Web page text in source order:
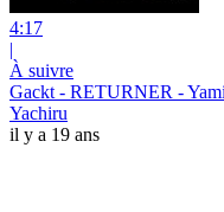
4:17
|
À suivre
Gackt - RETURNER -
Yachiru
il y a 19 ans